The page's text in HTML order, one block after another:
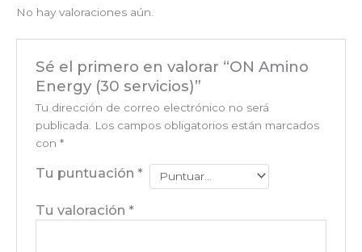
No hay valoraciones aún.
Sé el primero en valorar “ON Amino
Energy (30 servicios)”
Tu dirección de correo electrónico no será
publicada.
Los campos obligatorios están marcados
con *
Tu puntuación *
Tu valoración *